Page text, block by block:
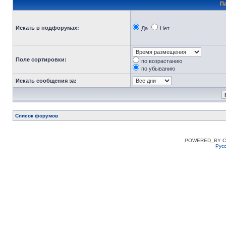
Искать в подфорумах: Да Нет
Поле сортировки:
по возрастанию
по убыванию
Искать сообщения за:
Список форумов
POWERED_BY